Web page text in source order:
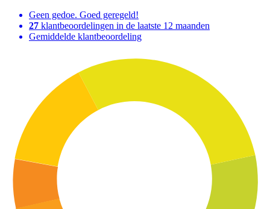
Geen gedoe. Goed geregeld!
27 klantbeoordelingen in de laatste 12 maanden
Gemiddelde klantbeoordeling